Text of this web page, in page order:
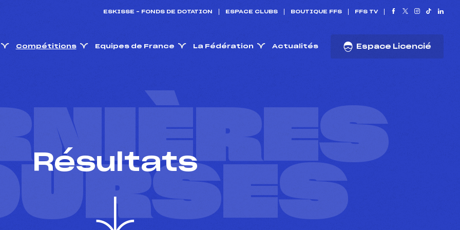
ESKISSE – FONDS DE DOTATION ESPACE CLUBS BOUTIQUE FFS FFS TV
Compétitions Equipes de France La Fédération Actualités Espace Licencié
Résultats